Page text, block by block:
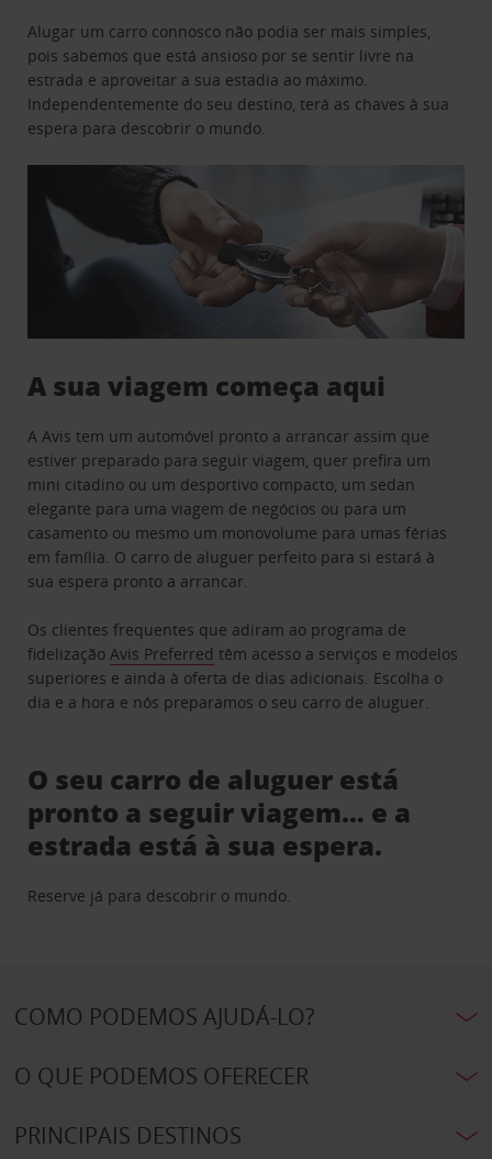
Alugar um carro connosco não podia ser mais simples,
pois sabemos que está ansioso por se sentir livre na
estrada e aproveitar a sua estadia ao máximo.
Independentemente do seu destino, terá as chaves à sua
espera para descobrir o mundo.
A sua viagem começa aqui
A Avis tem um automóvel pronto a arrancar assim que
estiver preparado para seguir viagem, quer prefira um
mini citadino ou um desportivo compacto, um sedan
elegante para uma viagem de negócios ou para um
casamento ou mesmo um monovolume para umas férias
em família. O carro de aluguer perfeito para si estará à
sua espera pronto a arrancar.
Os clientes frequentes que adiram ao programa de
fidelizaçãoAvis Preferred têm acesso a serviços e modelos
superiores e ainda à oferta de dias adicionais. Escolha o
dia e a hora e nós preparamos o seu carro de aluguer.
O seu carro de aluguer está
pronto a seguir viagem… e a
estrada está à sua espera.
Reserve já para descobrir o mundo.
COMO PODEMOS AJUDÁ-LO?
O QUE PODEMOS OFERECER
PRINCIPAIS DESTINOS